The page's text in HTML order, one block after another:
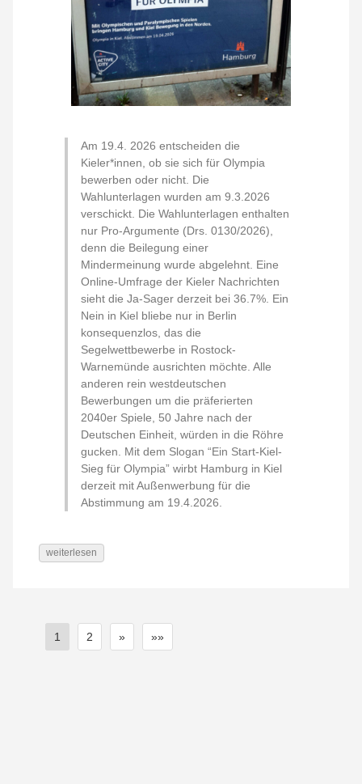
Am 19.4. 2026 entscheiden die
Kieler*innen, ob sie sich für Olympia
bewerben oder nicht. Die
Wahlunterlagen wurden am 9.3.2026
verschickt. Die Wahlunterlagen enthalten
nur Pro-Argumente (Drs. 0130/2026),
denn die Beilegung einer
Mindermeinung wurde abgelehnt. Eine
Online-Umfrage der Kieler Nachrichten
sieht die Ja-Sager derzeit bei 36.7%. Ein
Nein in Kiel bliebe nur in Berlin
konsequenzlos, das die
Segelwettbewerbe in Rostock-
Warnemünde ausrichten möchte. Alle
anderen rein westdeutschen
Bewerbungen um die präferierten
2040er Spiele, 50 Jahre nach der
Deutschen Einheit, würden in die Röhre
gucken. Mit dem Slogan “Ein Start-Kiel-
Sieg für Olympia” wirbt Hamburg in Kiel
derzeit mit Außenwerbung für die
Abstimmung am 19.4.2026.
weiterlesen
1 2 » »»